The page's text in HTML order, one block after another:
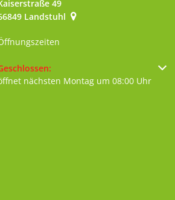
auszublenden
49
Landstuhl
um weitere Öffnungs- oder
nächsten Montag um 08:00 Uhr